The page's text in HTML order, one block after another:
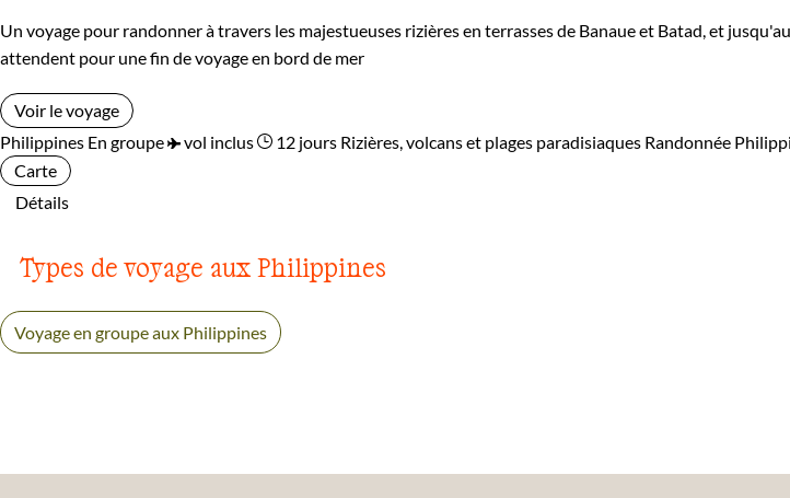
Un voyage pour randonner à travers les majestueuses rizières en terrasses de Banaue et Batad, et
attendent pour une fin de voyage en bord de mer
Voir le voyage
Philippines En groupe vol inclus 12 jours Rizières, volcans et plages paradisiaques Randonnée
Carte
Détails
Types de voyage aux Philippines
Voyage en groupe aux Philippines